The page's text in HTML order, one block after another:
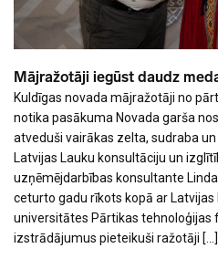
Mājražotāji iegūst daudz
Kuldīgas novada mājražotāji no
notika pasākuma Novada garša
atveduši vairākas zelta, sudraba
Latvijas Lauku konsultāciju un
uzņēmējdarbības konsultante
ceturto gadu rīkots kopā ar
universitātes Pārtikas tehnoloģijas
izstrādājumus pieteikuši ražotāji […]